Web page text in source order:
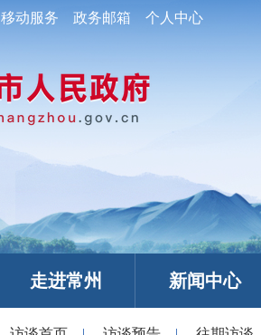
移动服务 政务邮箱 个人中心
走进常州 新闻中心